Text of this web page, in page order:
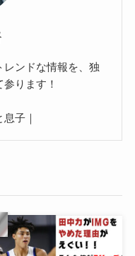
レンドな情報を、独
ります！
子｜